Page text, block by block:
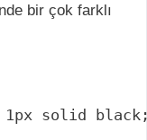
bir çok farklı
solid